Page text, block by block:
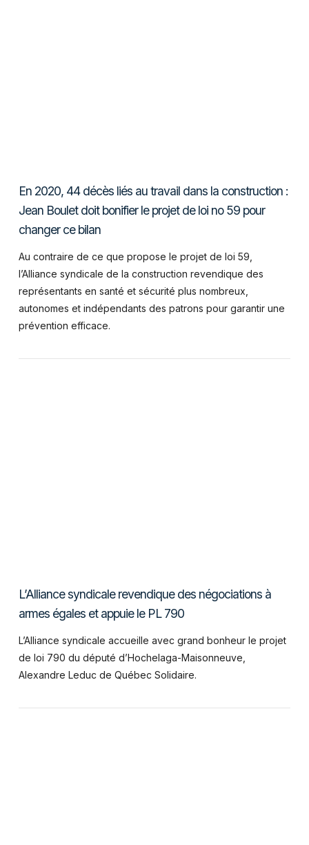
En 2020, 44 décès liés au travail dans la construction :
Jean Boulet doit bonifier le projet de loi no 59 pour
changer ce bilan
Au contraire de ce que propose le projet de loi 59,
l’Alliance syndicale de la construction revendique des
représentants en santé et sécurité plus nombreux,
autonomes et indépendants des patrons pour garantir une
prévention efficace.
L’Alliance syndicale revendique des négociations à
armes égales et appuie le PL 790
L’Alliance syndicale accueille avec grand bonheur le projet
de loi 790 du député d’Hochelaga-Maisonneuve,
Alexandre Leduc de Québec Solidaire.